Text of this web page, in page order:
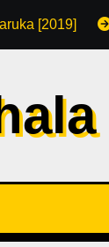
[2019]